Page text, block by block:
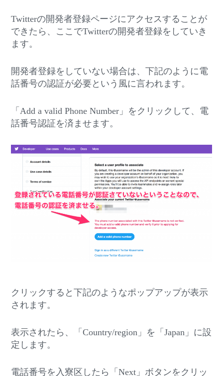
Twitterの開発者登録ページにアクセスすることが
できたら、ここでTwitterの開発者登録をしていき
ます。
開発者登録をしていない場合は、下記のように電
話番号の認証が必要という風に言われます。
「Add a valid Phone Number」をクリックして、電
話番号認証を済ませます。
クリックすると下記のようなポップアップが表示
されます。
表示されたら、「Country/region」を「Japan」に設
定します。
電話番号を入寮区したら「Next」ボタンをクリッ